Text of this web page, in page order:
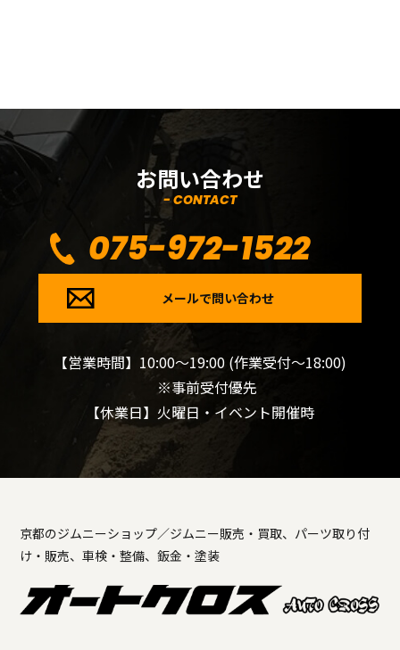
お問い合わせ
- CONTACT
075-972-1522
メールで問い合わせ
【営業時間】10:00～19:00 (作業受付～18:00)
※事前受付優先
【休業日】火曜日・イベント開催時
京都のジムニーショップ／ジムニー販売・買取、パーツ取り付
け・販売、車検・整備、鈑金・塗装